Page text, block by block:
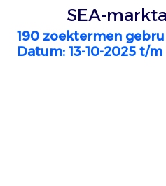
SEA-
190 zoektermen
Datum: 13-10-2025 t/m